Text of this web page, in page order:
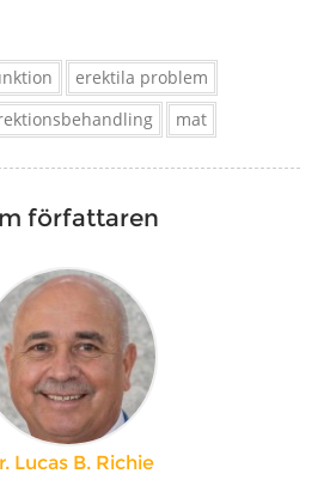
erektila problem
mat
författaren
Lucas B. Richie